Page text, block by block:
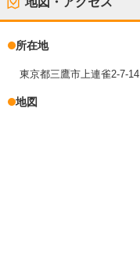
所在地
東京都三鷹市上連雀2-7-14
地図